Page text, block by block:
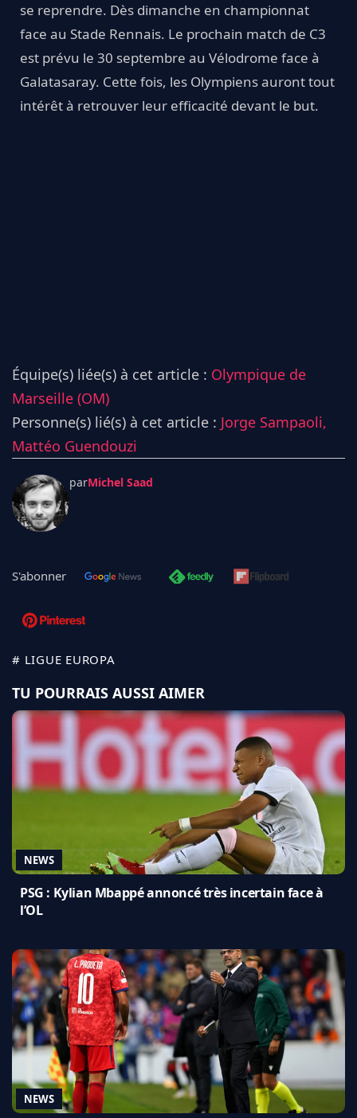
se reprendre. Dès dimanche en championnat
face au Stade Rennais. Le prochain match de C3
est prévu le 30 septembre au Vélodrome face à
Galatasaray. Cette fois, les Olympiens auront tout
intérêt à retrouver leur efficacité devant le but.
Équipe(s) liée(s) à cet article : Olympique de
Marseille (OM)
Personne(s) lié(s) à cet article : Jorge Sampaoli,
Mattéo Guendouzi
parMichel Saad
S'abonner
# LIGUE EUROPA
TU POURRAIS AUSSI AIMER
NEWS
PSG : Kylian Mbappé annoncé très incertain face à
l’OL
NEWS